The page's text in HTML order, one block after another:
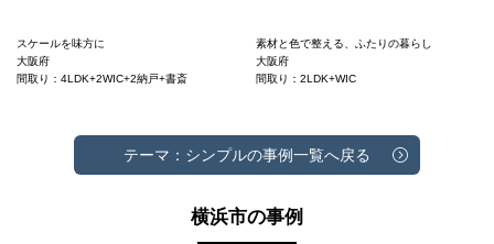
スケールを味方に
大阪府
間取り：4LDK+2WIC+2納戸+書斎
素材と色で整える、ふたりの暮らし
大阪府
間取り：2LDK+WIC
テーマ：シンプルの事例一覧へ戻る
横浜市の事例